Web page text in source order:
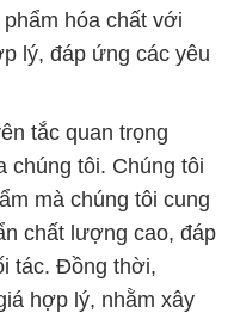
hóa chất với
lý, đáp ứng các yêu
tắc quan trọng
chúng tôi. Chúng tôi
mà chúng tôi cung
chất lượng cao, đáp
tác. Đồng thời,
hợp lý, nhằm xây